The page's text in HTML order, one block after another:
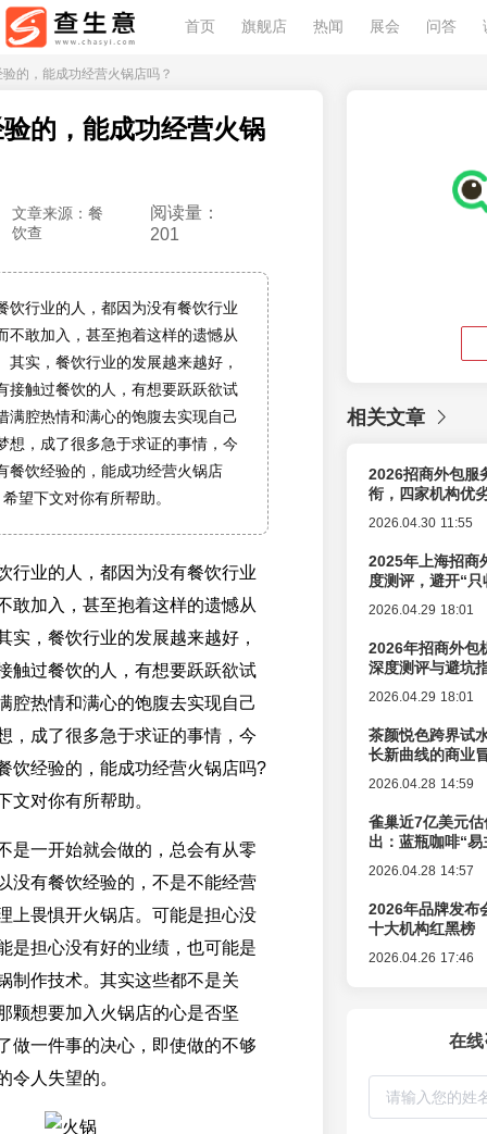
首页 旗舰店 热闻 展会 问答
的，能成功经营火锅店吗？
的，能成功经营火锅
文章来源：餐
饮查
阅读量：
201
饮行业的人，都因为没有餐饮行业
不敢加入，甚至抱着这样的遗憾从
其实，餐饮行业的发展越来越好，
接触过餐饮的人，有想要跃跃欲试
满腔热情和满心的饱腹去实现自己
想，成了很多急于求证的事情，今
餐饮经验的，能成功经营火锅店
望下文对你有所帮助。
行业的人，都因为没有餐饮行业
敢加入，甚至抱着这样的遗憾从
实，餐饮行业的发展越来越好，
触过餐饮的人，有想要跃跃欲试
腔热情和满心的饱腹去实现自己
，成了很多急于求证的事情，今
饮经验的，能成功经营火锅店吗?
文对你有所帮助。
是一开始就会做的，总会有从零
没有餐饮经验的，不是不能经营
上畏惧开火锅店。可能是担心没
是担心没有好的业绩，也可能是
制作技术。其实这些都不是关
颗想要加入火锅店的心是否坚
做一件事的决心，即使做的不够
令人失望的。
相关文章
2026招商外包服
衔，四家机构优
2026.04.30 11:55
2025年上海招商
度测评，避开“
2026.04.29 18:01
2026年招商外包
深度测评与避坑
2026.04.29 18:01
茶颜悦色跨界试
长新曲线的商业
2026.04.28 14:59
雀巢近7亿美元
出：蓝瓶咖啡“
2026.04.28 14:57
2026年品牌发布
十大机构红黑榜
2026.04.26 17:46
在